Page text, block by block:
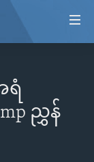
ရံ
ညွှန်